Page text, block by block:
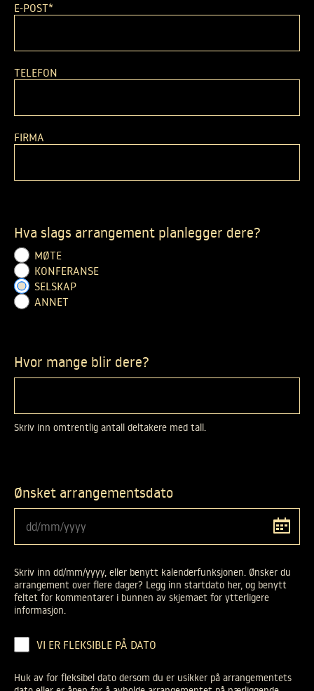
E-POST*
TELEFON
FIRMA
Hva slags arrangement planlegger dere?
MØTE
KONFERANSE
SELSKAP
ANNET
Hvor mange blir dere?
Skriv inn omtrentlig antall deltakere med tall.
Ønsket arrangementsdato
Skriv inn dd/mm/yyyy, eller benytt kalenderfunksjonen. Ønsker du
arrangement over flere dager? Legg inn startdato her, og benytt
feltet for kommentarer i bunnen av skjemaet for ytterligere
informasjon.
FOR
FLEKSIBEL
VI ER FLEKSIBLE PÅ DATO
Huk av for fleksibel dato dersom du er usikker på arrangementets